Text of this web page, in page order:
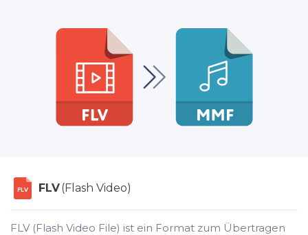
FLV FLV(Flash Video)
FLV (Flash Video File) ist ein Format zum Übertragen